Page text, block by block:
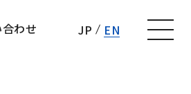
わせ
JP EN